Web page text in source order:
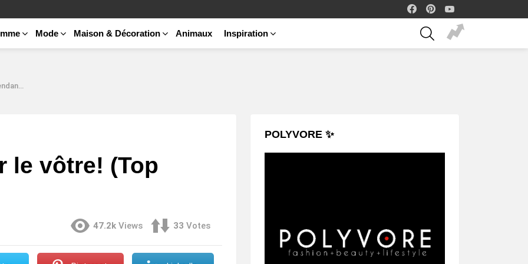
facebook
Mode Maison & Décoration Animaux Inspiration
SEARCH
le vôtre! (Top
47.2k Views 33 Votes
POLYVORE ✨